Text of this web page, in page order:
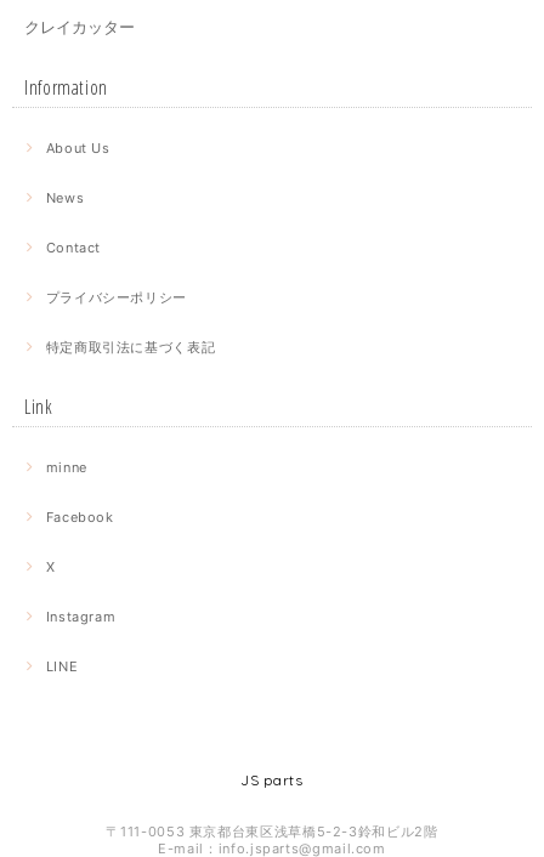
クレイカッター
Information
About Us
News
Contact
プライバシーポリシー
特定商取引法に基づく表記
Link
minne
Facebook
X
Instagram
LINE
JS parts
〒111-0053 東京都台東区浅草橋5-2-3鈴和ビル2階
E-mail： info.jsparts@gmail.com